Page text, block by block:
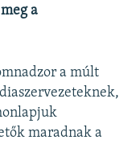
a
a múlt
maradnak a